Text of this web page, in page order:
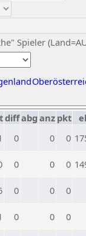
Spieler
diffabg anz pkt
0 0 0
0 0 0
0 0 0
0 0 0